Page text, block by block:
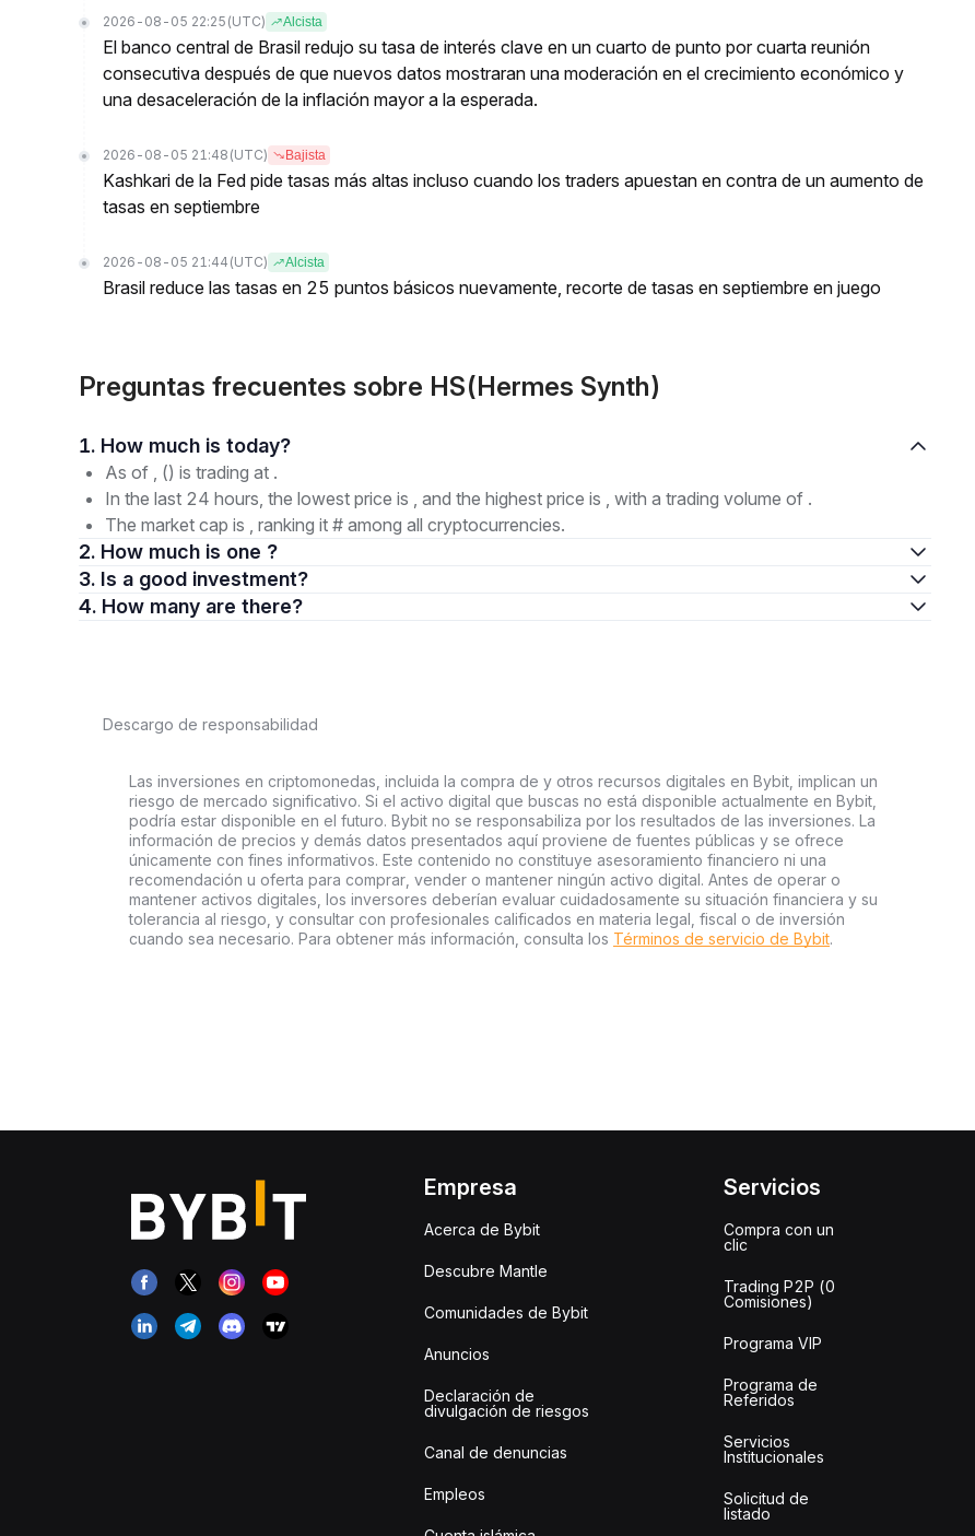
2026-08-05 22:25 (UTC) Alcista
El banco central de Brasil redujo su tasa de interés clave en un cuarto de punto por cuarta reunión
consecutiva después de que nuevos datos mostraran una moderación en el crecimiento económico y
una desaceleración de la inflación mayor a la esperada.
2026-08-05 21:48 (UTC) Bajista
Kashkari de la Fed pide tasas más altas incluso cuando los traders apuestan en contra de un aumento de
tasas en septiembre
2026-08-05 21:44 (UTC) Alcista
Brasil reduce las tasas en 25 puntos básicos nuevamente, recorte de tasas en septiembre en juego
Preguntas frecuentes sobre HS(Hermes Synth)
1. How much is today?
As of , () is trading at .
In the last 24 hours, the lowest price is , and the highest price is , with a trading volume of .
The market cap is , ranking it # among all cryptocurrencies.
2. How much is one ?
3. Is a good investment?
4. How many are there?
Descargo de responsabilidad
Las inversiones en criptomonedas, incluida la compra de y otros recursos digitales en Bybit, implican un
riesgo de mercado significativo. Si el activo digital que buscas no está disponible actualmente en Bybit,
podría estar disponible en el futuro. Bybit no se responsabiliza por los resultados de las inversiones. La
información de precios y demás datos presentados aquí proviene de fuentes públicas y se ofrece
únicamente con fines informativos. Este contenido no constituye asesoramiento financiero ni una
recomendación u oferta para comprar, vender o mantener ningún activo digital. Antes de operar o
mantener activos digitales, los inversores deberían evaluar cuidadosamente su situación financiera y su
tolerancia al riesgo, y consultar con profesionales calificados en materia legal, fiscal o de inversión
cuando sea necesario. Para obtener más información, consulta los Términos de servicio de Bybit.
Empresa
Acerca de Bybit
Descubre Mantle
Comunidades de Bybit
Anuncios
Declaración de
divulgación de riesgos
Canal de denuncias
Empleos
Servicios
Compra con un
clic
Trading P2P (0
Comisiones)
Programa VIP
Programa de
Referidos
Servicios
Institucionales
Solicitud de
listado